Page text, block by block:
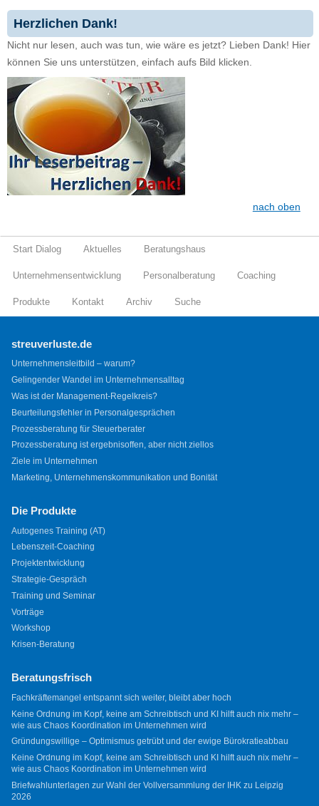
Herzlichen Dank!
Nicht nur lesen, auch was tun, wie wäre es jetzt? Lieben Dank! Hier
können Sie uns unterstützen, einfach aufs Bild klicken.
nach oben
Start Dialog Aktuelles Beratungshaus
Unternehmensentwicklung Personalberatung Coaching
Produkte Kontakt Archiv Suche
streuverluste.de
Unternehmensleitbild – warum?
Gelingender Wandel im Unternehmensalltag
Was ist der Management-Regelkreis?
Beurteilungsfehler in Personalgesprächen
Prozessberatung für Steuerberater
Prozessberatung ist ergebnisoffen, aber nicht ziellos
Ziele im Unternehmen
Marketing, Unternehmenskommunikation und Bonität
Die Produkte
Autogenes Training (AT)
Lebenszeit-Coaching
Projektentwicklung
Strategie-Gespräch
Training und Seminar
Vorträge
Workshop
Krisen-Beratung
Beratungsfrisch
Fachkräftemangel entspannt sich weiter, bleibt aber hoch
Keine Ordnung im Kopf, keine am Schreibtisch und KI hilft auch nix mehr –
wie aus Chaos Koordination im Unternehmen wird
Gründungswillige – Optimismus getrübt und der ewige Bürokratieabbau
Keine Ordnung im Kopf, keine am Schreibtisch und KI hilft auch nix mehr –
wie aus Chaos Koordination im Unternehmen wird
Briefwahlunterlagen zur Wahl der Vollversammlung der IHK zu Leipzig
2026